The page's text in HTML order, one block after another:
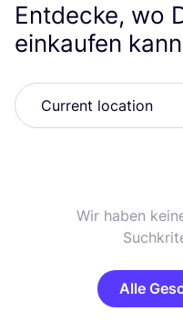
Entdecke, wo
einkaufen
Wir haben
Alle